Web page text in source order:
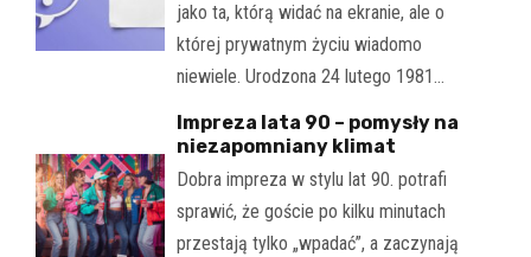
jako ta, którą widać na ekranie, ale o
której prywatnym życiu wiadomo
niewiele. Urodzona 24 lutego 1981…
Impreza lata 90 – pomysły na
niezapomniany klimat
Dobra impreza w stylu lat 90. potrafi
sprawić, że goście po kilku minutach
przestają tylko „wpadać”, a zaczynają